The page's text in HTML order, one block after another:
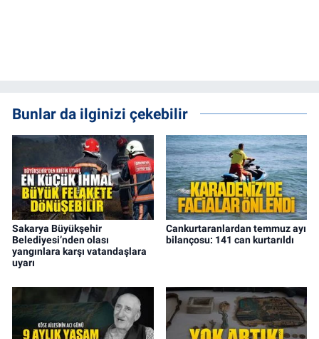
Bunlar da ilginizi çekebilir
Sakarya Büyükşehir
Belediyesi’nden olası
yangınlara karşı vatandaşlara
uyarı
Cankurtaranlardan temmuz ayı
bilançosu: 141 can kurtarıldı